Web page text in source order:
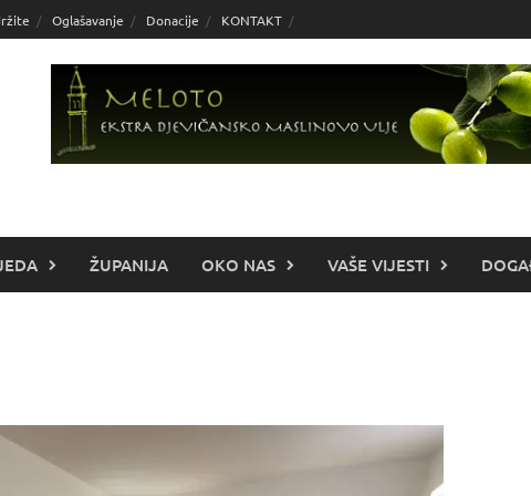
Oglašavanje Donacije KONTAKT
ŽUPANIJA OKO NAS VAŠE VIJESTI